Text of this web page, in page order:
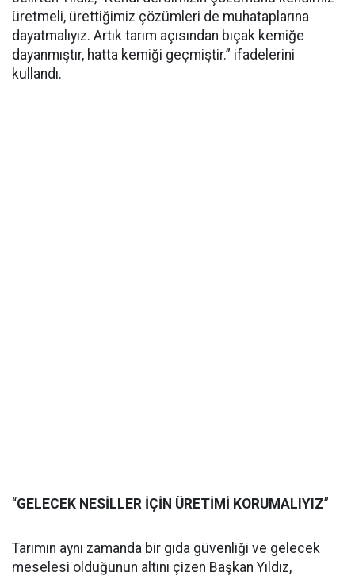
üretmeli, ürettiğimiz çözümleri de muhataplarına
dayatmalıyız. Artık tarım açısından bıçak kemiğe
dayanmıştır, hatta kemiği geçmiştir.” ifadelerini
kullandı.
“GELECEK NESİLLER İÇİN ÜRETİMİ KORUMALIYIZ”
Tarımın aynı zamanda bir gıda güvenliği ve gelecek
meselesi olduğunun altını çizen Başkan Yıldız,